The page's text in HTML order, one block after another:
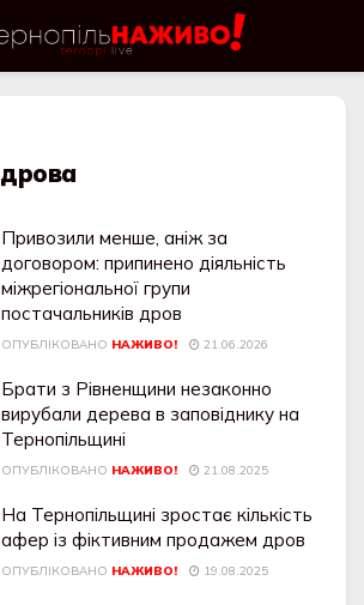
дрова
Привозили менше, аніж за
договором: припинено діяльність
міжрегіональної групи
постачальників дров
ОПУБЛІКОВАНО НАЖИВО! 21.06.2026
Брати з Рівненщини незаконно
вирубали дерева в заповіднику на
Тернопільщині
ОПУБЛІКОВАНО НАЖИВО! 21.08.2025
На Тернопільщині зростає кількість
афер із фіктивним продажем дров
ОПУБЛІКОВАНО НАЖИВО! 19.08.2025